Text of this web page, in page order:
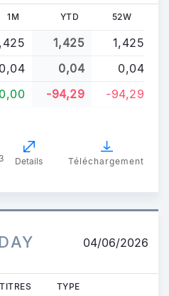
1M YTD 52W
1,425
1,425
0,04 0,04
0,04
0,00 -94,29 -94,29
Details Téléchargement
04/06/2026
TITRES TYPE